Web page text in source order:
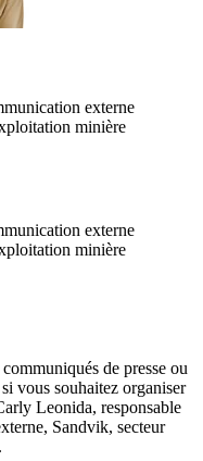
externe
minière
externe
minière
de presse ou
vous souhaitez organiser
Leonida, responsable
Sandvik, secteur